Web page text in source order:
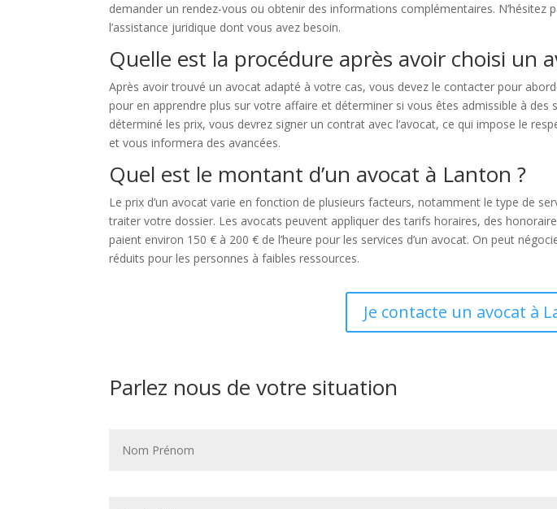
demander un rendez-vous ou obtenir des informations complémentaires.
l’assistance juridique dont vous avez besoin.
Quelle est la procédure après avoir choisi un
Après avoir trouvé un avocat adapté à votre cas, vous devez le contacter pour
pour en apprendre plus sur votre affaire et déterminer si vous êtes admissible à
déterminé les prix, vous devrez signer un contrat avec l’avocat, ce qui impose le
et vous informera des avancées.
Quel est le montant d’un avocat à Lanton ?
Le prix d’un avocat varie en fonction de plusieurs facteurs, notamment le type de
traiter votre dossier. Les avocats peuvent appliquer des tarifs horaires, des
paient environ 150 € à 200 € de l’heure pour les services d’un avocat. On peut
réduits pour les personnes à faibles ressources.
Je contacte un avocat à
Parlez nous de votre situation